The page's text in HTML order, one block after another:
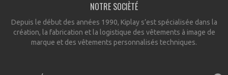
NOTRE SOCIÈTÉ
Depuis le début des années 1990, Kiplay s’est spécialisée dans la
création, la fabrication et la logistique des vêtements à image de
marque et des vêtements personnalisés techniques.